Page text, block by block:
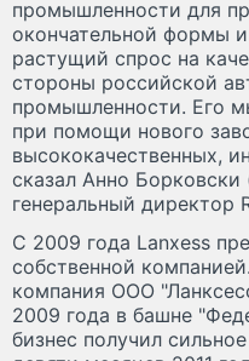
промышленности для
окончательной формы
растущий спрос на
стороны российской
промышленности. Его
при помощи нового
высококачественных,
сказал Анно
генеральный директор
С 2009 года Lanxess
собственной
компания ООО
2009 года в башне
бизнес получил